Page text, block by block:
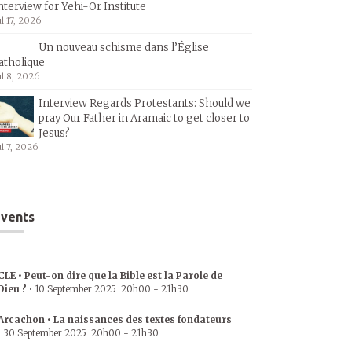
for Yehi-Or Institute
17, 2026
Un nouveau schisme dans l’Église
8, 2026
Interview Regards Protestants: Should we
pray Our Father in Aramaic to get closer to
Jesus?
7, 2026
• Peut-on dire que la Bible est la Parole de
? • 10 September 2025 20h00 - 21h30
• La naissances des textes fondateurs
30 September 2025 20h00 - 21h30